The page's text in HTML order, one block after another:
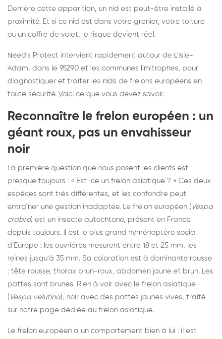
Derrière cette apparition, un nid est peut-être installé à
proximité. Et si ce nid est dans votre grenier, votre toiture
ou un coffre de volet, le risque devient réel.
Need's Protect intervient rapidement autour de L'Isle-
Adam, dans le 95290 et les communes limitrophes, pour
diagnostiquer et traiter les nids de frelons européens en
toute sécurité. Voici ce que vous devez savoir.
Reconnaître le frelon européen : un
géant roux, pas un envahisseur
noir
La première question que nous posent les clients est
presque toujours : « Est-ce un frelon asiatique ? » Ces deux
espèces sont très différentes, et les confondre peut
entraîner une gestion inadaptée. Le frelon européen ( Vespa
crabro) est un insecte autochtone, présent en France
depuis toujours. Il est le plus grand hyménoptère social
d'Europe : les ouvrières mesurent entre 18 et 25 mm, les
reines jusqu'à 35 mm. Sa coloration est à dominante rousse
: tête rousse, thorax brun-roux, abdomen jaune et brun. Les
pattes sont brunes. Rien à voir avec le frelon asiatique
( Vespa velutina), noir avec des pattes jaunes vives, traité
sur notre page dédiée au frelon asiatique.
Le frelon européen a un comportement bien à lui : il est